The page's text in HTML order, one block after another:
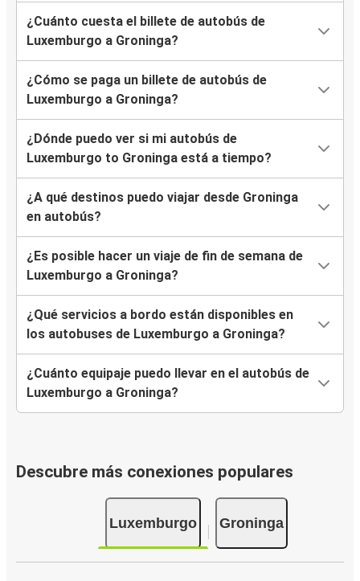
¿Cuánto cuesta el billete de autobús de
Luxemburgo a Groninga?
¿Cómo se paga un billete de autobús de
Luxemburgo a Groninga?
¿Dónde puedo ver si mi autobús de
Luxemburgo to Groninga está a tiempo?
¿A qué destinos puedo viajar desde Groninga
en autobús?
¿Es posible hacer un viaje de fin de semana de
Luxemburgo a Groninga?
¿Qué servicios a bordo están disponibles en
los autobuses de Luxemburgo a Groninga?
¿Cuánto equipaje puedo llevar en el autobús de
Luxemburgo a Groninga?
Descubre más conexiones populares
Luxemburgo Groninga